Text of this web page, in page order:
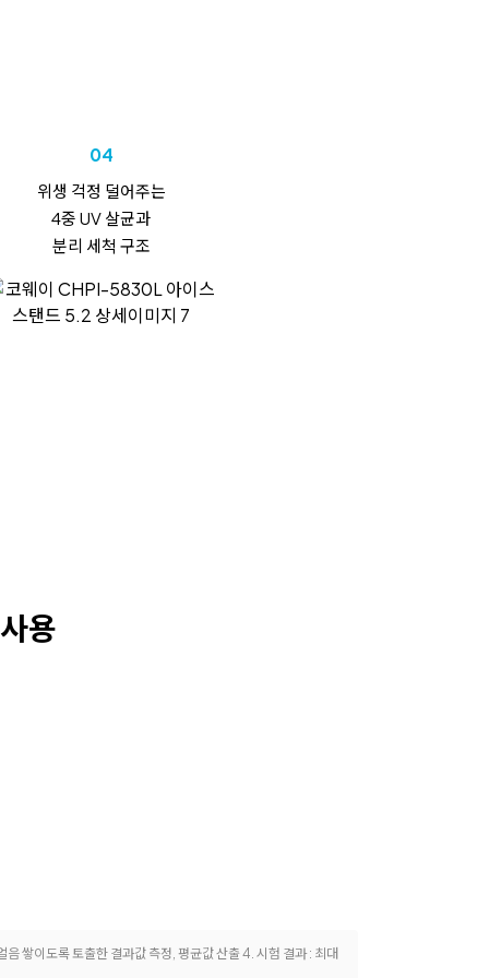
04
위생 걱정 덜어주는
4중 UV 살균과
분리 세척 구조
용
쌓이도록 토출한 결과값 측정, 평균값 산출 4. 시험 결과 : 최대